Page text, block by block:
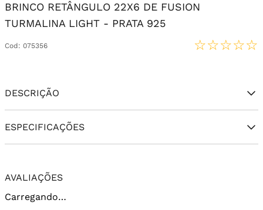
BRINCO RETÂNGULO 22X6 DE FUSION
TURMALINA LIGHT - PRATA 925
Cod : 075356 ☆☆☆☆☆
DESCRIÇÃO
ESPECIFICAÇÕES
AVALIAÇÕES
Carregando…